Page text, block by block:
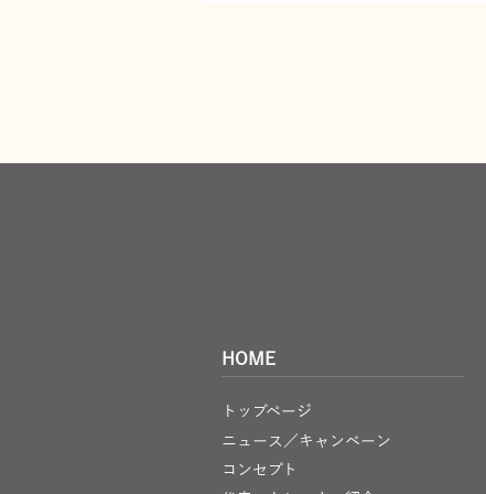
HOME
トップページ
ニュース／キャンペーン
コンセプト